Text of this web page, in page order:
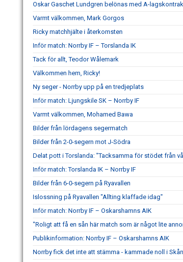
Oskar Gaschet Lundgren belönas med A-
Varmt välkommen, Mark Gorgos
Ricky matchhjälte i återkomsten
Inför match: Norrby IF – Torslanda IK
Tack för allt, Teodor Wålemark
Välkommen hem, Ricky!
Ny seger - Norrby upp på en tredjeplats
Inför match: Ljungskile SK – Norrby IF
Varmt välkommen, Mohamed Bawa
Bilder från lördagens segermatch
Bilder från 2-0-segern mot J-Södra
Delat pott i Torslanda: "Tacksamma för stödet från
Inför match: Torslanda IK – Norrby IF
Bilder från 6-0-segern på Ryavallen
Islossning på Ryavallen "Allting klaffade idag"
Inför match: Norrby IF – Oskarshamns AIK
"Roligt att få en sån här match som är något lite
Publikinformation: Norrby IF – Oskarshamns AIK
Norrby fick det inte att stämma - kammade noll i